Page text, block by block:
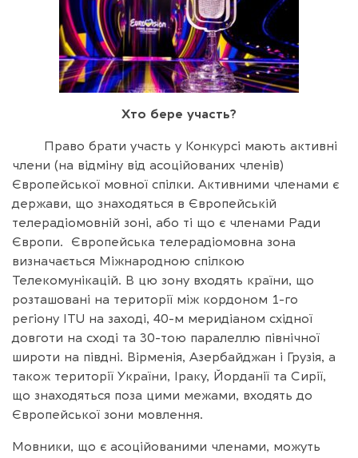
Хто бере участь?
Право брати участь у Конкурсі мають активні
члени (на відміну від асоційованих членів)
Європейської мовної спілки. Активними членами є
держави, що знаходяться в Європейській
телерадіомовній зоні, або ті що є членами Ради
Європи. Європейська телерадіомовна зона
визначається Міжнародною спілкою
Телекомунікацій. В цю зону входять країни, що
розташовані на території між кордоном 1-го
регіону ITU на заході, 40-м меридіаном східної
довготи на сході та 30-тою паралеллю північної
широти на півдні. Вірменія, Азербайджан і Грузія, а
також території України, Іраку, Йорданії та Сирії,
що знаходяться поза цими межами, входять до
Європейської зони мовлення.
Мовники, що є асоційованими членами, можуть